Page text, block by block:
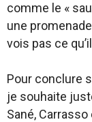
comme le «
une
vois pas ce
Pour conclure
je souhaite
Sané,